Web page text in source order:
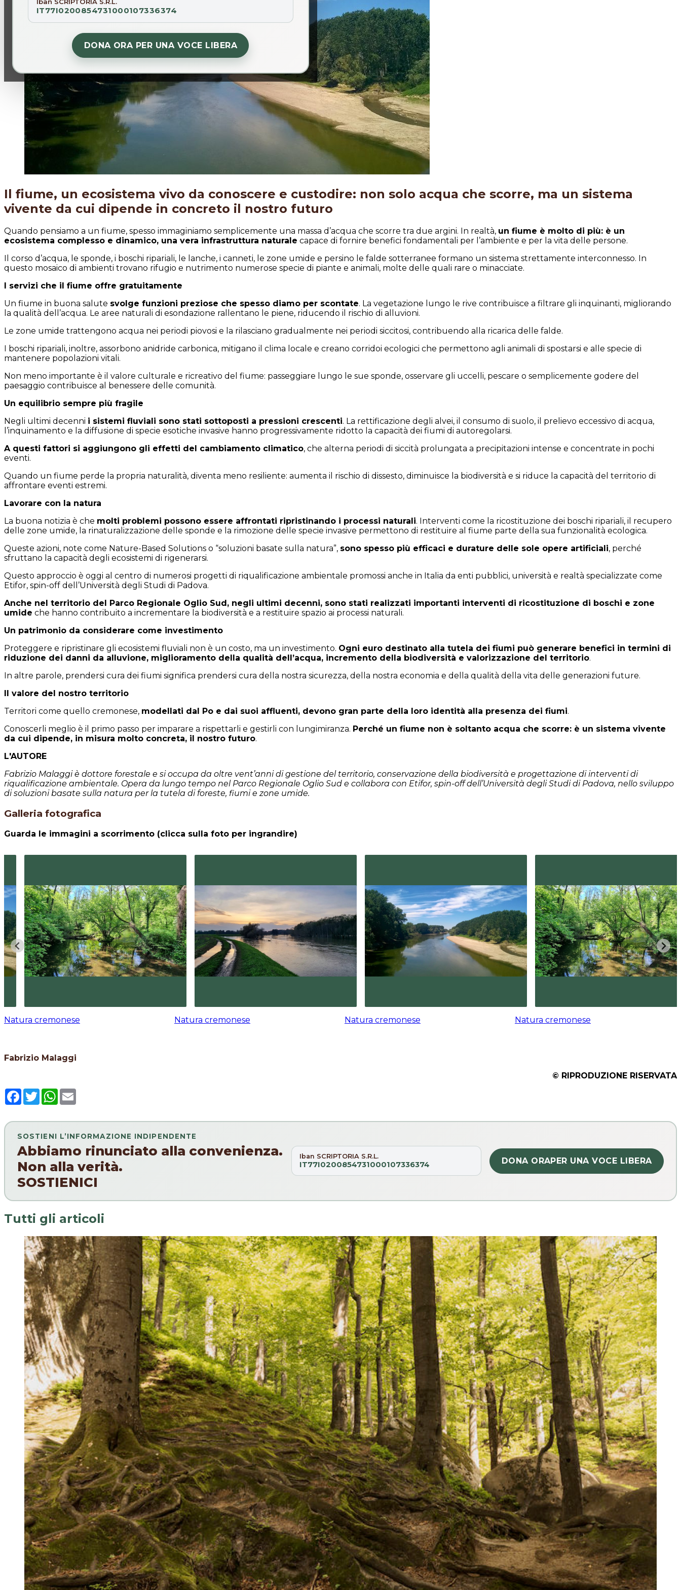
IT77I0200854731000107336374
DONA ORA PER UNA VOCE LIBERA
Il fiume, un ecosistema vivo da conoscere e custodire: non solo acqua che scorre, ma un sistema
vivente da cui dipende in concreto il nostro futuro
Quando pensiamo a un fiume, spesso immaginiamo semplicemente una massa d’acqua che scorre tra due argini. In realtà, un fiume è molto di più: è un
ecosistema complesso e dinamico, una vera infrastruttura naturale capace di fornire benefici fondamentali per l’ambiente e per la vita delle persone.
Il corso d’acqua, le sponde, i boschi ripariali, le lanche, i canneti, le zone umide e persino le falde sotterranee formano un sistema strettamente interconnesso. In
questo mosaico di ambienti trovano rifugio e nutrimento numerose specie di piante e animali, molte delle quali rare o minacciate.
I servizi che il fiume offre gratuitamente
Un fiume in buona salute svolge funzioni preziose che spesso diamo per scontate. La vegetazione lungo le rive contribuisce a filtrare gli inquinanti, migliorando
la qualità dell’acqua. Le aree naturali di esondazione rallentano le piene, riducendo il rischio di alluvioni.
Le zone umide trattengono acqua nei periodi piovosi e la rilasciano gradualmente nei periodi siccitosi, contribuendo alla ricarica delle falde.
I boschi ripariali, inoltre, assorbono anidride carbonica, mitigano il clima locale e creano corridoi ecologici che permettono agli animali di spostarsi e alle specie di
mantenere popolazioni vitali.
Non meno importante è il valore culturale e ricreativo del fiume: passeggiare lungo le sue sponde, osservare gli uccelli, pescare o semplicemente godere del
paesaggio contribuisce al benessere delle comunità.
Un equilibrio sempre più fragile
Negli ultimi decenni i sistemi fluviali sono stati sottoposti a pressioni crescenti. La rettificazione degli alvei, il consumo di suolo, il prelievo eccessivo di acqua,
l’inquinamento e la diffusione di specie esotiche invasive hanno progressivamente ridotto la capacità dei fiumi di autoregolarsi.
A questi fattori si aggiungono gli effetti del cambiamento climatico, che alterna periodi di siccità prolungata a precipitazioni intense e concentrate in pochi
eventi.
Quando un fiume perde la propria naturalità, diventa meno resiliente: aumenta il rischio di dissesto, diminuisce la biodiversità e si riduce la capacità del territorio di
affrontare eventi estremi.
Lavorare con la natura
La buona notizia è che molti problemi possono essere affrontati ripristinando i processi naturali. Interventi come la ricostituzione dei boschi ripariali, il recupero
delle zone umide, la rinaturalizzazione delle sponde e la rimozione delle specie invasive permettono di restituire al fiume parte della sua funzionalità ecologica.
Queste azioni, note come Nature-Based Solutions o “soluzioni basate sulla natura”, sono spesso più efficaci e durature delle sole opere artificiali, perché
sfruttano la capacità degli ecosistemi di rigenerarsi.
Questo approccio è oggi al centro di numerosi progetti di riqualificazione ambientale promossi anche in Italia da enti pubblici, università e realtà specializzate come
Etifor, spin-off dell’Università degli Studi di Padova.
Anche nel territorio del Parco Regionale Oglio Sud, negli ultimi decenni, sono stati realizzati importanti interventi di ricostituzione di boschi e zone
umide che hanno contribuito a incrementare la biodiversità e a restituire spazio ai processi naturali.
Un patrimonio da considerare come investimento
Proteggere e ripristinare gli ecosistemi fluviali non è un costo, ma un investimento. Ogni euro destinato alla tutela dei fiumi può generare benefici in termini di
riduzione dei danni da alluvione, miglioramento della qualità dell’acqua, incremento della biodiversità e valorizzazione del territorio.
In altre parole, prendersi cura dei fiumi significa prendersi cura della nostra sicurezza, della nostra economia e della qualità della vita delle generazioni future.
Il valore del nostro territorio
Territori come quello cremonese, modellati dal Po e dai suoi affluenti, devono gran parte della loro identità alla presenza dei fiumi.
Conoscerli meglio è il primo passo per imparare a rispettarli e gestirli con lungimiranza. Perché un fiume non è soltanto acqua che scorre: è un sistema vivente
da cui dipende, in misura molto concreta, il nostro futuro.
L'AUTORE
Fabrizio Malaggi è dottore forestale e si occupa da oltre vent’anni di gestione del territorio, conservazione della biodiversità e progettazione di interventi di
riqualificazione ambientale. Opera da lungo tempo nel Parco Regionale Oglio Sud e collabora con Etifor, spin-off dell’Università degli Studi di Padova, nello sviluppo
di soluzioni basate sulla natura per la tutela di foreste, fiumi e zone umide.
Galleria fotografica
Guarda le immagini a scorrimento (clicca sulla foto per ingrandire)
Natura cremonese Natura cremonese Natura cremonese Natura cremonese
Fabrizio Malaggi
© RIPRODUZIONE RISERVATA
Facebook
TwitterWhatsApp
SOSTIENI L’INFORMAZIONE INDIPENDENTE
Abbiamo rinunciato alla convenienza.
Non alla verità.
SOSTIENICI
Iban SCRIPTORIA S.R.L.
IT77I0200854731000107336374 DONA ORAPER UNA VOCE LIBERA
Tutti gli articoli